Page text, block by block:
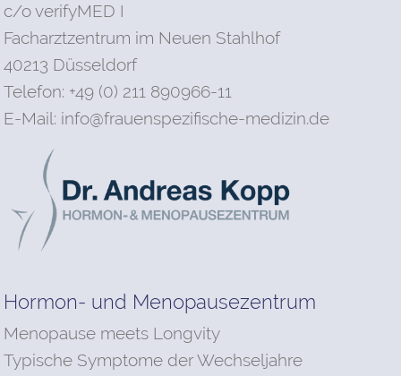
c/o verifyMED I
Facharztzentrum im Neuen Stahlhof
40213 Düsseldorf
Telefon: +49 (0) 211 890966-11
E-Mail: info@frauenspezifische-medizin.de
Hormon- und Menopausezentrum
Menopause meets Longvity
Typische Symptome der Wechseljahre